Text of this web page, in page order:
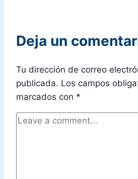
Deja un
Tu dirección de correo
publicada. Los campos
marcados con *